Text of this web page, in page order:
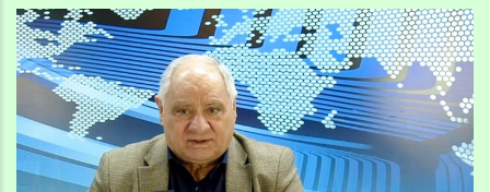
main
content
Breadcrumb